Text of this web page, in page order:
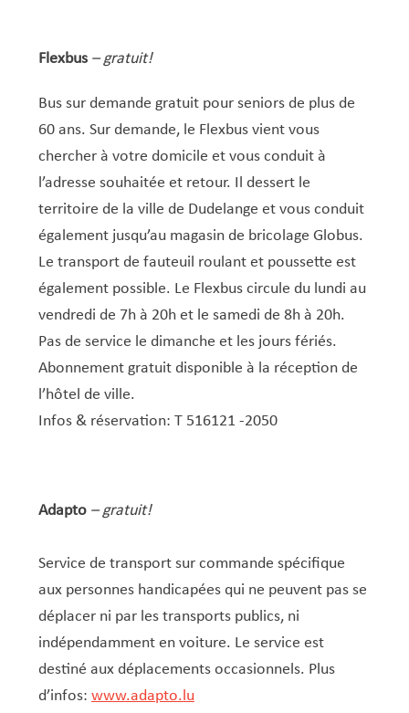
Flexbus – gratuit!
Bus sur demande gratuit pour seniors de plus de
60 ans. Sur demande, le Flexbus vient vous
chercher à votre domicile et vous conduit à
l’adresse souhaitée et retour. Il dessert le
territoire de la ville de Dudelange et vous conduit
également jusqu’au magasin de bricolage Globus.
Le transport de fauteuil roulant et poussette est
également possible. Le Flexbus circule du lundi au
vendredi de 7h à 20h et le samedi de 8h à 20h.
Pas de service le dimanche et les jours fériés.
Abonnement gratuit disponible à la réception de
l’hôtel de ville.
Infos & réservation: T 516121 -2050
Adapto – gratuit!
Service de transport sur commande spécifique
aux personnes handicapées qui ne peuvent pas se
déplacer ni par les transports publics, ni
indépendamment en voiture. Le service est
destiné aux déplacements occasionnels. Plus
d’infos: www.adapto.lu